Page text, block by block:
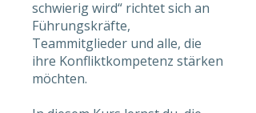
schwierig wird“ richtet sich an
Führungskräfte,
Teammitglieder und alle, die
ihre Konfliktkompetenz stärken
möchten.